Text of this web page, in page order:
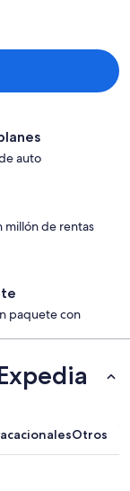
auto
millón de rentas
paquete con
Otros